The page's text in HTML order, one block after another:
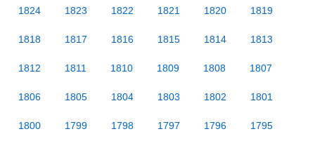
1824 1823 1822 1821 1820 1819
1818 1817 1816 1815 1814 1813
1812 1811 1810 1809 1808 1807
1806 1805 1804 1803 1802 1801
1800 1799 1798 1797 1796 1795